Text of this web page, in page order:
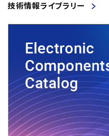
技術情報ライブラリー